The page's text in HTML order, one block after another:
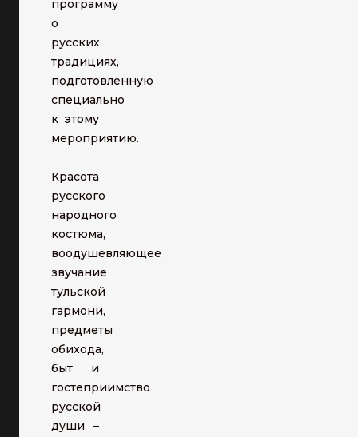
программу
о
русских
традициях,
подготовленную
специально
к этому
мероприятию.
Красота
русского
народного
костюма,
воодушевляющее
звучание
тульской
гармони,
предметы
обихода,
быт и
гостеприимство
русской
души –